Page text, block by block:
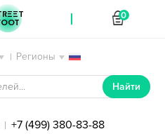
| Регионы
Найти
| +7 (499) 380-83-88
0